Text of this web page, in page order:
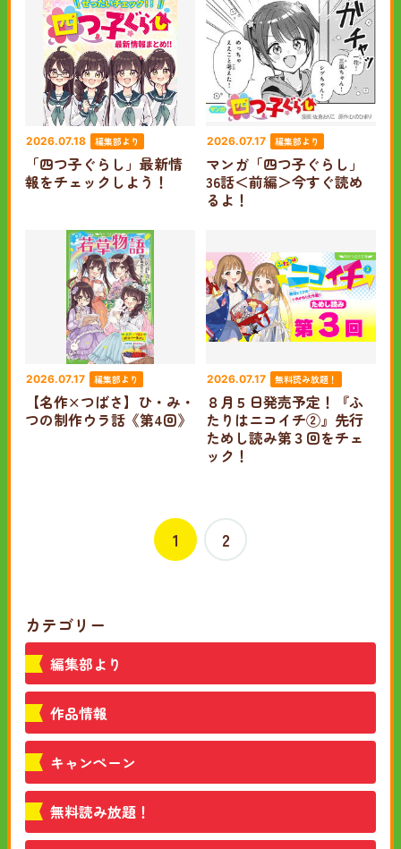
2026.07.18 編集部より
「四つ子ぐらし」最新情
報をチェックしよう！
2026.07.17 編集部より
マンガ「四つ子ぐらし」
36話＜前編＞今すぐ読め
るよ！
2026.07.17 編集部より
【名作×つばさ】ひ・み・
つの制作ウラ話《第4回》
2026.07.17 無料読み放題！
８月５日発売予定！『ふ
たりはニコイチ②』先行
ためし読み第３回をチェ
ック！
1 2
カテゴリー
編集部より
作品情報
キャンペーン
無料読み放題！